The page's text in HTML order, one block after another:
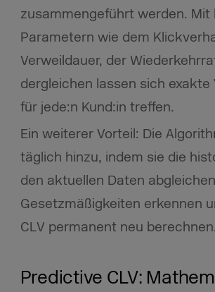
zusammengeführt werden. Mit
Parametern wie dem
Verweildauer, der
dergleichen lassen sich exakte
für jede:n Kund:in treffen.
Ein weiterer Vorteil: Die
täglich hinzu, indem sie die
den aktuellen Daten
Gesetzmäßigkeiten erkennen
CLV permanent neu berechnen.
Predictive CLV: